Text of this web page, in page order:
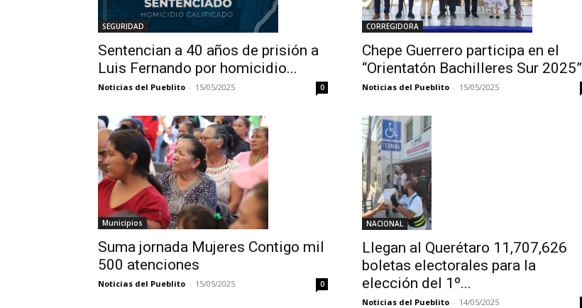
SEGURIDAD
Sentencian a 40 años de prisión a
Luis Fernando por homicidio...
Noticias del Pueblito - 15/05/2025 0
CORREGIDORA
Chepe Guerrero participa en el
“Orientatón Bachilleres Sur 2025”
Noticias del Pueblito - 15/05/2025
Municipios
Suma jornada Mujeres Contigo mil
500 atenciones
Noticias del Pueblito - 15/05/2025 0
NACIONAL
Llegan al Querétaro 11,707,626
boletas electorales para la
elección del 1º...
Noticias del Pueblito - 14/05/2025